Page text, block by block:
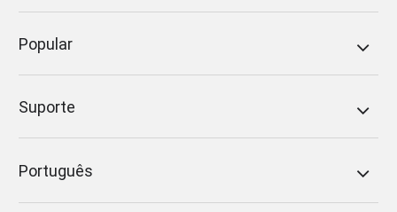
Popular
Suporte
Português